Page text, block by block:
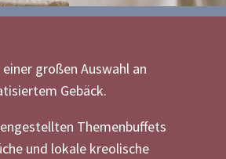
großen Auswahl an
Gebäck.
Themenbuffets
und lokale kreolische